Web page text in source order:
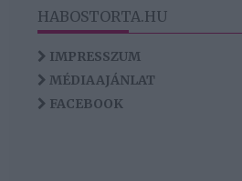
HABOSTORTA.HU
IMPRESSZUM
MÉDIAAJÁNLAT
FACEBOOK